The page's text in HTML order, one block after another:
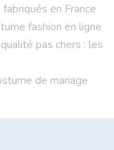
en France
fashion en ligne
pas chers : les
de mariage